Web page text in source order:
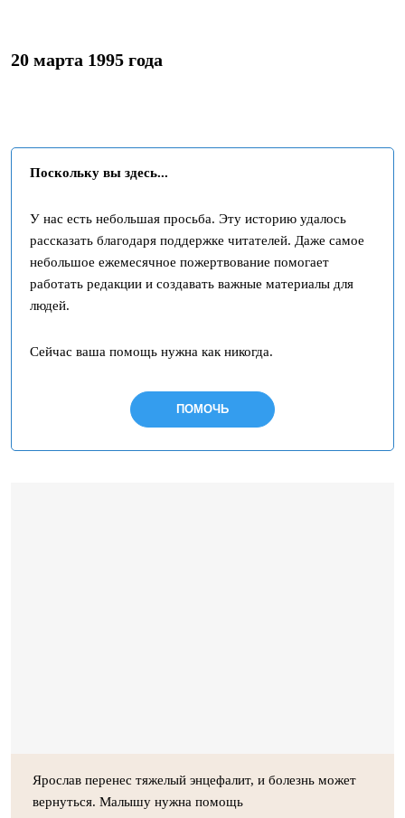
20 марта 1995 года
Поскольку вы здесь...
У нас есть небольшая просьба. Эту историю удалось
рассказать благодаря поддержке читателей. Даже самое
небольшое ежемесячное пожертвование помогает
работать редакции и создавать важные материалы для
людей.
Сейчас ваша помощь нужна как никогда.
ПОМОЧЬ
Ярослав перенес тяжелый энцефалит, и болезнь может
вернуться. Малышу нужна помощь